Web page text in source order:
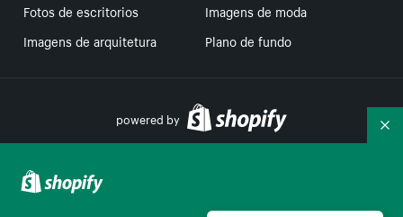
Fotos de escritorios
Imagens de moda
Imagens de arquitetura
Plano de fundo
powered by
Suas escolhas de privacidade